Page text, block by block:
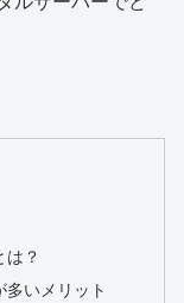
？
いメリット